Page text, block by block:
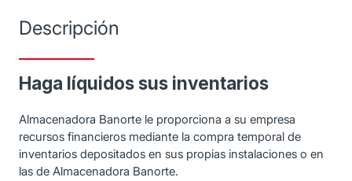
Descripción
Haga líquidos sus inventarios
Almacenadora Banorte le proporciona a su empresa
recursos financieros mediante la compra temporal de
inventarios depositados en sus propias instalaciones o en
las de Almacenadora Banorte.